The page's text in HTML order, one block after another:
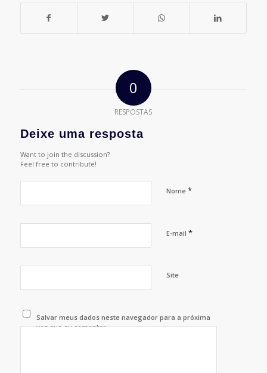
0
RESPOSTAS
Deixe uma resposta
Want to join the discussion?
Feel free to contribute!
Nome *
E-mail *
Site
Salvar meus dados neste navegador para a próxima
vez que eu comentar.